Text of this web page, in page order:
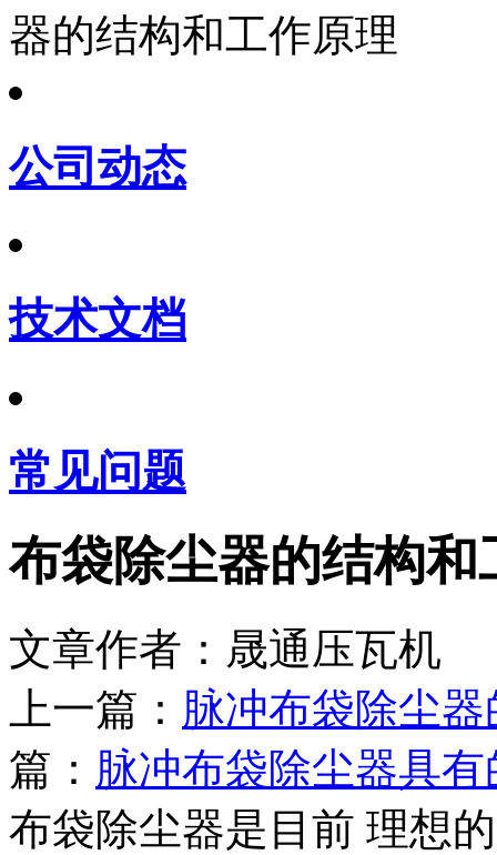
器的结构和工作原理
公司动态
技术文档
常见问题
布袋除尘器的结构和
文章作者：晟通压瓦
上一篇： 脉冲布袋除尘
篇： 脉冲布袋除尘器具
布袋除尘器是目前 理想